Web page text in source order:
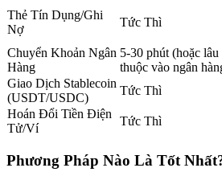
Sao chép Giao dịch
Tham gia cùng các nhà giao dịch
Thẻ Tín Dụng/Ghi
Nợ
Tức Thì
Chuyển Khoản Ngân
Hàng
5-30 phút (hoặc
thuộc vào ngân
Giao Dịch Stablecoin
(USDT/USDC)
Tức Thì
Hoán Đổi Tiền Điện
Tử/Ví
Tức Thì
Phương Pháp Nào Là Tốt